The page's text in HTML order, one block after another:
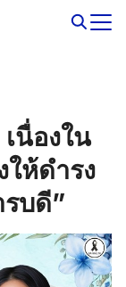
นื่องใน
ห้ดำรง
บดี”